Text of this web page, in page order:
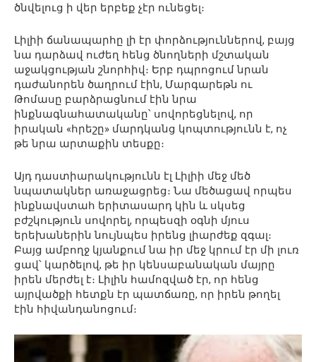
ծնվելուց ի վեր երբեք չէր ունեցել։
Լիլիի ճանապարհը լի էր փորձություններով, բայց
նա դարձավ ուժեղ հենց ծնողների մշտական
աջակցության շնորհիվ։ Երբ դպրոցում նրան
դաժանորեն ծաղրում էին, Մարգարեթն ու
Թոմասը բարձրացնում էին նրա
ինքնագնահատականը՝ սովորեցնելով, որ
իրական «հրեշը» մարդկանց կոպտությունն է, ոչ
թե նրա արտաքին տեսքը։
Այդ դաստիարակությունն էլ Լիլիի մեջ մեծ
նպատակներ առաջացրեց։ Նա մեծացավ որպես
ինքնավստահ երիտասարդ կին և սկսեց
բժշկություն սովորել, որպեսզի օգնի մյուս
երեխաներին նույնպես իրենց լիարժեք զգալ։
Բայց ամբողջ կյանքում նա իր մեջ կրում էր մի լուռ
ցավ՝ կարծելով, թե իր կենսաբանական մայրը
իրեն մերժել է։ Լիլին համոզված էր, որ հենց
այրվածքի հետքն էր պատճառը, որ իրեն թողել
էին հիվանդանոցում։